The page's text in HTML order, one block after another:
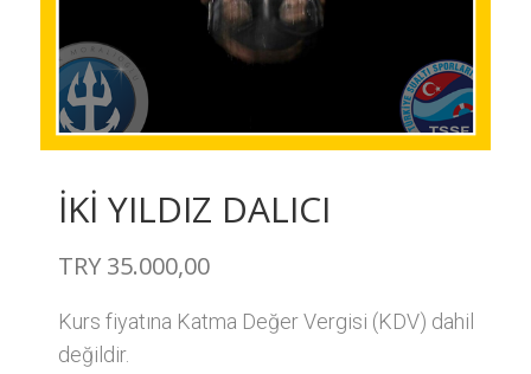
İKİ YILDIZ DALICI
TRY35.000,00
Kurs fiyatına Katma Değer Vergisi (KDV) dahil
değildir.